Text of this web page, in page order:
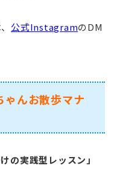
公式InstagramのDM
んお散歩マナ
の実践型レッスン」